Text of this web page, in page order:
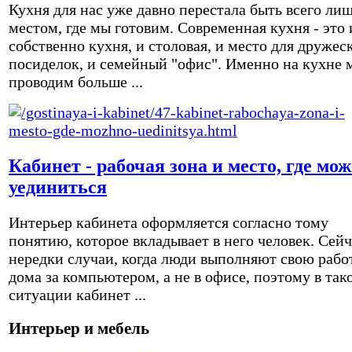
Кухня для нас уже давно перестала быть всего
местом, где мы готовим. Современная кухня - это
собственно кухня, и столовая, и место для
посиделок, и семейный "офис". Именно на кухне
проводим больше ...
Кабинет - рабочая зона и место, где
уединиться
Интерьер кабинета оформляется согласно тому
понятию, которое вкладывает в него человек.
нередки случаи, когда люди выполняют свою
дома за компьютером, а не в офисе, поэтому в
ситуации кабинет ...
Интерьер и мебель